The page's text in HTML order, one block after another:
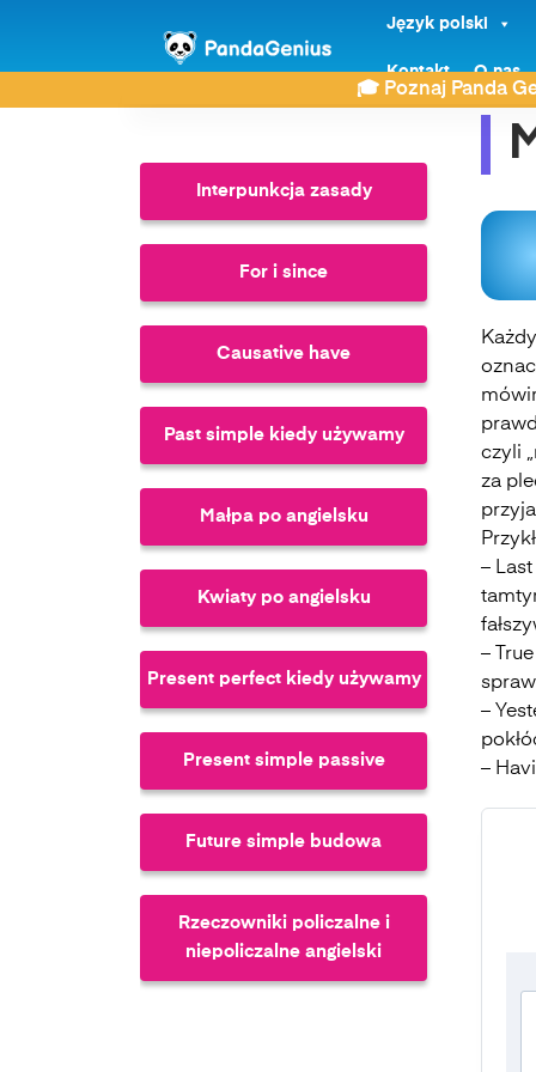
Język polski
Kontakt O nas
🎓 Poznaj Panda
ZDAY Język angielski My friend
Interpunkcja zasady
For i since
Causative have
Past simple kiedy używamy
Małpa po angielsku
Kwiaty po angielsku
Present perfect kiedy używamy
Present simple passive
Future simple budowa
Rzeczowniki policzalne i
niepoliczalne angielski
czyli
za
–
–
–
–